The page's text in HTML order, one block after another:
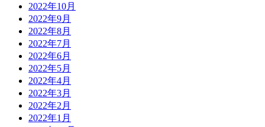
2022年10月
2022年9月
2022年8月
2022年7月
2022年6月
2022年5月
2022年4月
2022年3月
2022年2月
2022年1月